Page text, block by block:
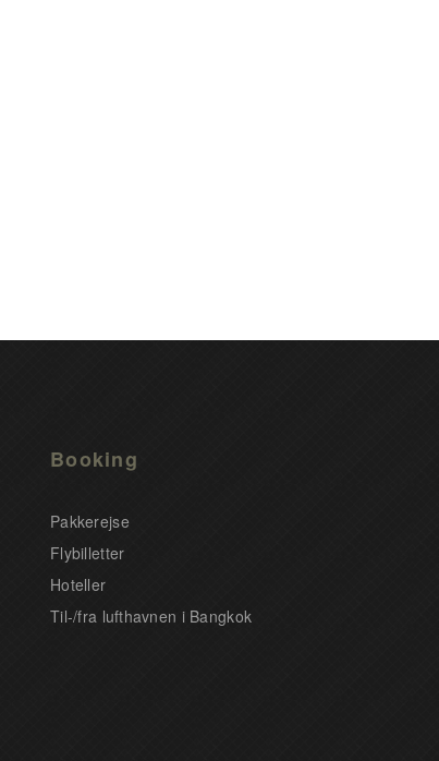
Booking
Pakkerejse
Flybilletter
Hoteller
Til-/fra lufthavnen i Bangkok